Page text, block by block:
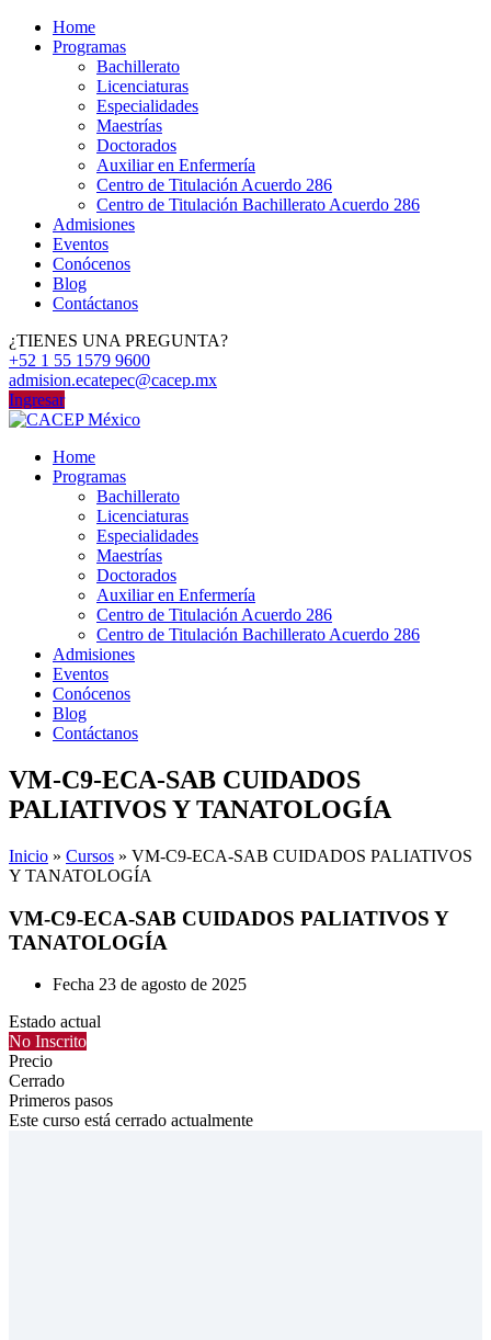
Home
Programas
Bachillerato
Licenciaturas
Especialidades
Maestrías
Doctorados
Auxiliar en Enfermería
Centro de Titulación Acuerdo 286
Centro de Titulación Bachillerato Acuerdo 286
Admisiones
Eventos
Conócenos
Blog
Contáctanos
¿TIENES UNA PREGUNTA?
+52 1 55 1579 9600
admision.ecatepec@cacep.mx
Ingresar
Home
Programas
Bachillerato
Licenciaturas
Especialidades
Maestrías
Doctorados
Auxiliar en Enfermería
Centro de Titulación Acuerdo 286
Centro de Titulación Bachillerato Acuerdo 286
Admisiones
Eventos
Conócenos
Blog
Contáctanos
VM-C9-ECA-SAB CUIDADOS
PALIATIVOS Y TANATOLOGÍA
Inicio » Cursos » VM-C9-ECA-SAB CUIDADOS PALIATIVOS
Y TANATOLOGÍA
VM-C9-ECA-SAB CUIDADOS PALIATIVOS Y
TANATOLOGÍA
Fecha 23 de agosto de 2025
Estado actual
No Inscrito
Precio
Cerrado
Primeros pasos
Este curso está cerrado actualmente